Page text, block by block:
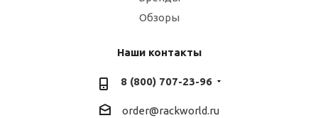
Обзоры
Наши контакты
8 (800) 707-23-96
order@rackworld.ru